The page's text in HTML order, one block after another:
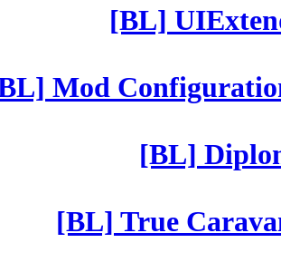
[BL]
Mod
[BL]
[BL] True